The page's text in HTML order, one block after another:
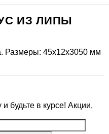
ИЗ ЛИПЫ
Размеры: 45х12х3050 мм
будьте в курсе! Акции,